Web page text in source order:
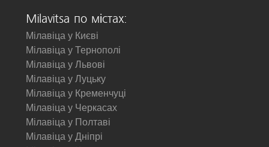
Milavitsa по містах:
Мілавіца у Києві
Мілавіца у Тернополі
Мілавіца у Львові
Мілавіца у Луцьку
Мілавіца у Кременчуці
Мілавіца у Черкасах
Мілавіца у Полтаві
Мілавіца у Дніпрі